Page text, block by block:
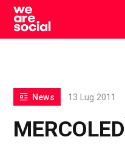
Skip
content
News 13 Lug 2011